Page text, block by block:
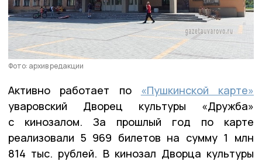
Фото: архив редакции
Активно работает по «Пушкинской карте»
уваровский Дворец культуры «Дружба»
с кинозалом. За прошлый год по карте
реализовали 5 969 билетов на сумму 1 млн
814 тыс. рублей. В кинозал Дворца культуры